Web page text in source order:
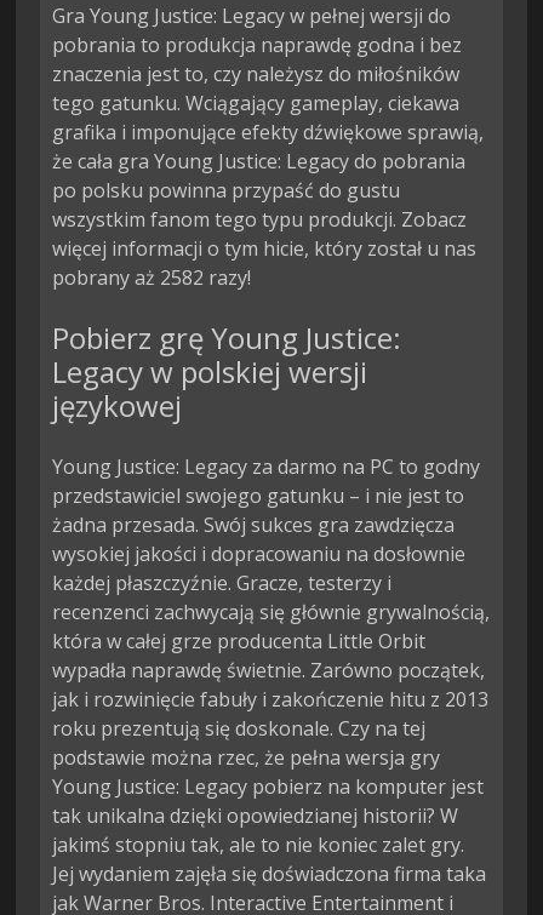
Gra Young Justice: Legacy w pełnej wersji do
pobrania to produkcja naprawdę godna i bez
znaczenia jest to, czy należysz do miłośników
tego gatunku. Wciągający gameplay, ciekawa
grafika i imponujące efekty dźwiękowe sprawią,
że cała gra Young Justice: Legacy do pobrania
po polsku powinna przypaść do gustu
wszystkim fanom tego typu produkcji. Zobacz
więcej informacji o tym hicie, który został u nas
pobrany aż 2582 razy!
Pobierz grę Young Justice:
Legacy w polskiej wersji
językowej
Young Justice: Legacy za darmo na PC to godny
przedstawiciel swojego gatunku – i nie jest to
żadna przesada. Swój sukces gra zawdzięcza
wysokiej jakości i dopracowaniu na dosłownie
każdej płaszczyźnie. Gracze, testerzy i
recenzenci zachwycają się głównie grywalnością,
która w całej grze producenta Little Orbit
wypadła naprawdę świetnie. Zarówno początek,
jak i rozwinięcie fabuły i zakończenie hitu z 2013
roku prezentują się doskonale. Czy na tej
podstawie można rzec, że pełna wersja gry
Young Justice: Legacy pobierz na komputer jest
tak unikalna dzięki opowiedzianej historii? W
jakimś stopniu tak, ale to nie koniec zalet gry.
Jej wydaniem zajęła się doświadczona firma taka
jak Warner Bros. Interactive Entertainment i